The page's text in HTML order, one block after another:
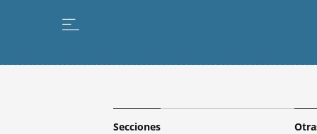
Secciones